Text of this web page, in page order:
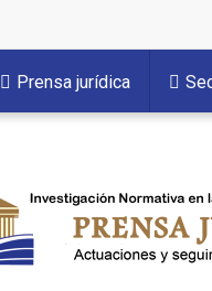
Prensa jurídica